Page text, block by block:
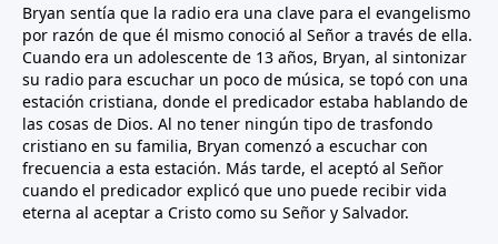
Bryan sentía que la radio era una clave para el evangelismo
por razón de que él mismo conoció al Señor a través de ella.
Cuando era un adolescente de 13 años, Bryan, al sintonizar
su radio para escuchar un poco de música, se topó con una
estación cristiana, donde el predicador estaba hablando de
las cosas de Dios. Al no tener ningún tipo de trasfondo
cristiano en su familia, Bryan comenzó a escuchar con
frecuencia a esta estación. Más tarde, el aceptó al Señor
cuando el predicador explicó que uno puede recibir vida
eterna al aceptar a Cristo como su Señor y Salvador.